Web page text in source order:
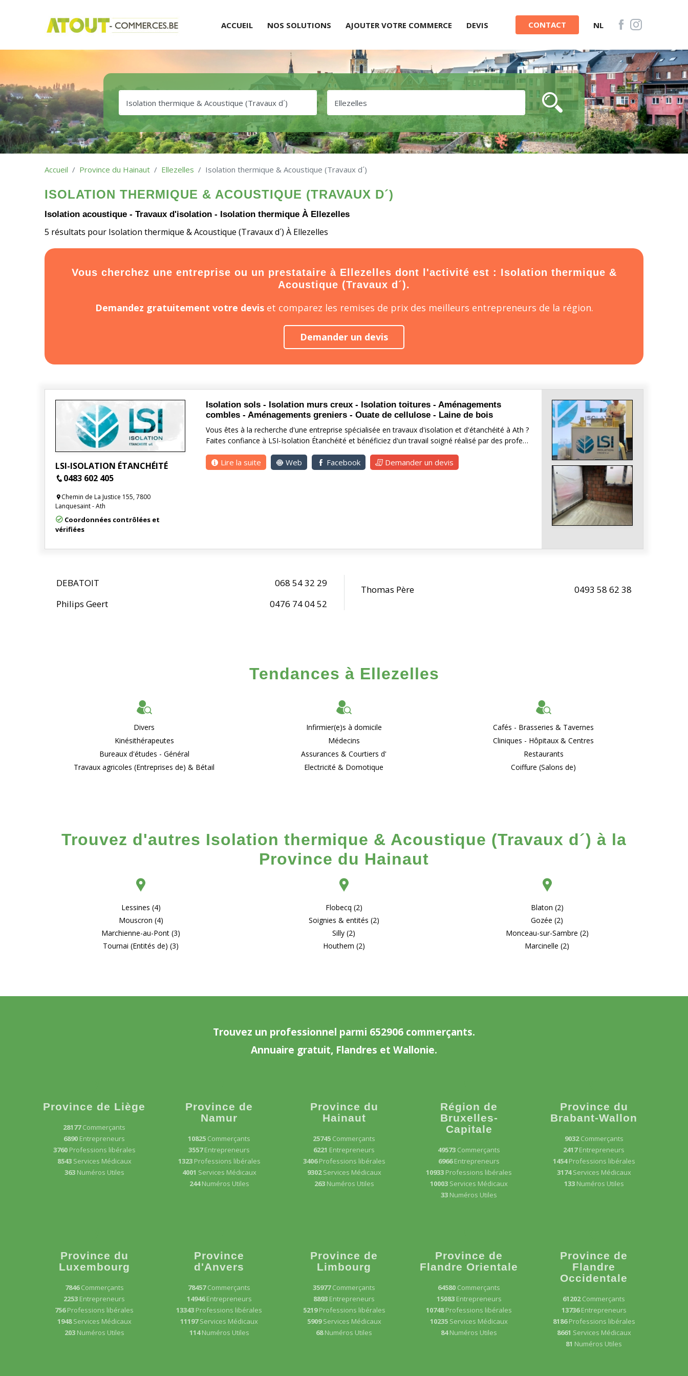
ACCUEIL NOS SOLUTIONS AJOUTER VOTRE COMMERCE DEVIS CONTACT NL
Accueil Province du Hainaut Ellezelles Isolation thermique & Acoustique (Travaux d´)
ISOLATION THERMIQUE & ACOUSTIQUE (TRAVAUX D´)
Isolation acoustique - Travaux d'isolation - Isolation thermique À Ellezelles
5 résultats pour Isolation thermique & Acoustique (Travaux d´) À Ellezelles
Vous cherchez une entreprise ou un prestataire à Ellezelles dont l'activité est : Isolation thermique &
Acoustique (Travaux d´).
Demandez gratuitement votre deviset comparez les remises de prix des meilleurs entrepreneurs de la région.
Demander un devis
LSI-ISOLATION ÉTANCHÉITÉ
0483 602 405
Chemin de La Justice 155, 7800
Lanquesaint - Ath
Coordonnées contrôlées et
vérifiées
Isolation sols - Isolation murs creux - Isolation toitures - Aménagements
combles - Aménagements greniers - Ouate de cellulose - Laine de bois
Vous êtes à la recherche d'une entreprise spécialisée en travaux d'isolation et d'étanchéité à Ath ?
Faites confiance à LSI-Isolation Étanchéité et bénéficiez d'un travail soigné réalisé par des profe…
Lire la suite Web Facebook Demander un devis
DEBATOIT
068 54 32 29
Philips Geert
0476 74 04 52
Thomas Père 0493 58 62 38
Tendances à Ellezelles
Divers
Kinésithérapeutes
Bureaux d'études - Général
Travaux agricoles (Entreprises de) & Bétail
Infirmier(e)s à domicile
Médecins
Assurances & Courtiers d'
Electricité & Domotique
Cafés - Brasseries & Tavernes
Cliniques - Hôpitaux & Centres
Restaurants
Coiffure (Salons de)
Trouvez d'autres Isolation thermique & Acoustique (Travaux d´) à la
Province du Hainaut
Lessines (4)
Mouscron (4)
Marchienne-au-Pont (3)
Tournai (Entités de) (3)
Flobecq (2)
Soignies & entités (2)
Silly (2)
Houthem (2)
Blaton (2)
Gozée (2)
Monceau-sur-Sambre (2)
Marcinelle (2)
Trouvez un professionnel parmi 652906 commerçants.
Annuaire gratuit, Flandres et Wallonie.
Province de Liège
28177Commerçants
6890 Entrepreneurs
3760 Professions libérales
8543 Services Médicaux
363 Numéros Utiles
Province de
Namur
10825 Commerçants
3557Entrepreneurs
1323 Professions libérales
4001 Services Médicaux
244Numéros Utiles
Province du
Hainaut
25745 Commerçants
6221 Entrepreneurs
3406Professions libérales
9302Services Médicaux
263 Numéros Utiles
Région de
Bruxelles-
Capitale
49573 Commerçants
6966Entrepreneurs
10933 Professions libérales
10003 Services Médicaux
33 Numéros Utiles
Province du
Brabant-Wallon
9032Commerçants
2417Entrepreneurs
1454Professions libérales
3174Services Médicaux
133 Numéros Utiles
Province du
Luxembourg
7846Commerçants
2253 Entrepreneurs
756Professions libérales
1948Services Médicaux
203 Numéros Utiles
Province
d'Anvers
78457Commerçants
14946Entrepreneurs
13343 Professions libérales
11197Services Médicaux
114Numéros Utiles
Province de
Limbourg
35977Commerçants
8893 Entrepreneurs
5219Professions libérales
5909Services Médicaux
68Numéros Utiles
Province de
Flandre Orientale
64580 Commerçants
15083 Entrepreneurs
10748Professions libérales
10235 Services Médicaux
84Numéros Utiles
Province de
Flandre
Occidentale
61202Commerçants
13736Entrepreneurs
8186Professions libérales
8661 Services Médicaux
81 Numéros Utiles